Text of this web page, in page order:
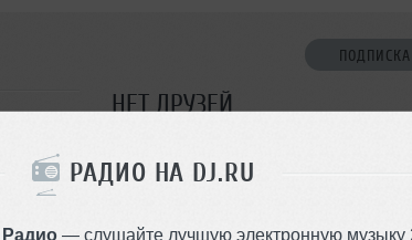
РАДИО НА DJ.RU
Радио— слушайте лучшую электронную музыку
ПОДПИСКА
НЕТ ДРУЗЕЙ